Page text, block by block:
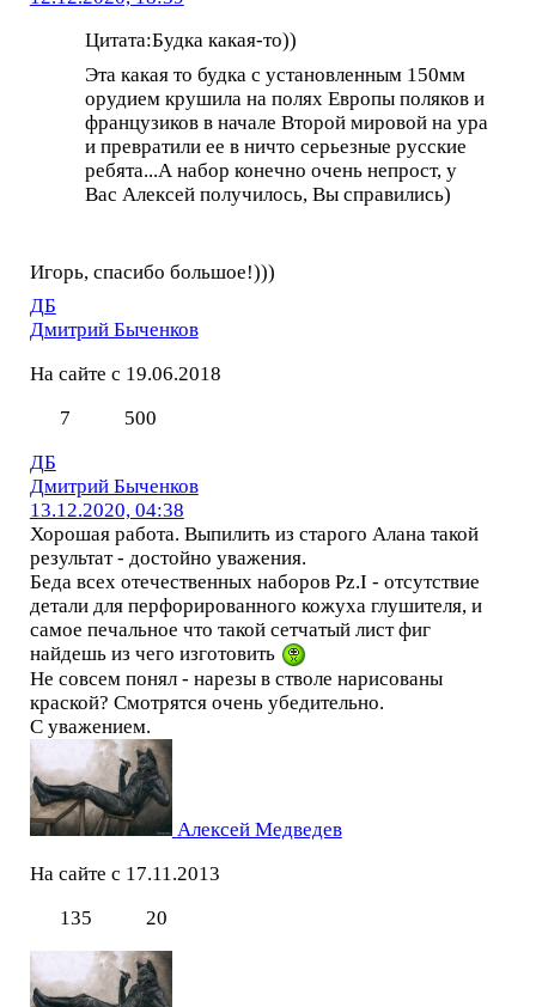
Цитата:Будка какая-то))
Эта какая то будка с установленным 150мм
орудием крушила на полях Европы поляков и
французиков в начале Второй мировой на ура
и превратили ее в ничто серьезные русские
ребята...А набор конечно очень непрост, у
Вас Алексей получилось, Вы справились)
Игорь, спасибо большое!)))
ДБ
Дмитрий Быченков
На сайте с 19.06.2018
7
500
ДБ
Дмитрий Быченков
13.12.2020, 04:38
Хорошая работа. Выпилить из старого Алана такой
результат - достойно уважения.
Беда всех отечественных наборов Pz.I - отсутствие
детали для перфорированного кожуха глушителя, и
самое печальное что такой сетчатый лист фиг
найдешь из чего изготовить
Не совсем понял - нарезы в стволе нарисованы
краской? Смотрятся очень убедительно.
С уважением.
Алексей Медведев
На сайте с 17.11.2013
135
20